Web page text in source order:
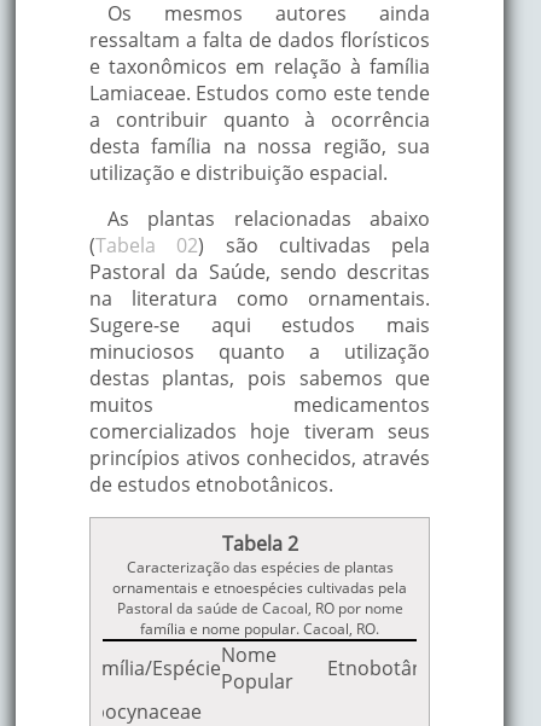
queimaduras leves,
úlceras bucais.
Espinheira- santaSul do Brasil
Gastrite, úlceras,
antitumoral, anti-
leucêmica, câncer,
dispepsia,
Mastruz
América central e
América do Sul
Estomáquica, anti-
reumática, anti-
helmíntica,
tuberculose,
e fraturas.
cana-de-macaco
Depurativa,
adstringente,
tônico,
vaginais,
cólicas, disenteria,
laxante.
Os mesmos autores ainda
ressaltam a falta de dados florísticos
e taxonômicos em relação à família
Lamiaceae. Estudos como este tende
a contribuir quanto à ocorrência
desta família na nossa região, sua
utilização e distribuição espacial.
As plantas relacionadas abaixo
(Tabela 02) são cultivadas pela
Pastoral da Saúde, sendo descritas
na literatura como ornamentais.
Sugere-se aqui estudos mais
minuciosos quanto a utilização
destas plantas, pois sabemos que
muitos medicamentos
comercializados hoje tiveram seus
princípios ativos conhecidos, através
de estudos etnobotânicos.
Tabela 2
Caracterização das espécies de plantas
ornamentais e etnoespécies cultivadas pela
Pastoral da saúde de Cacoal, RO por nome
família e nome popular. Cacoal, RO.
Família/EspécieNome
Popular
Etnobotânica
Apocynaceae